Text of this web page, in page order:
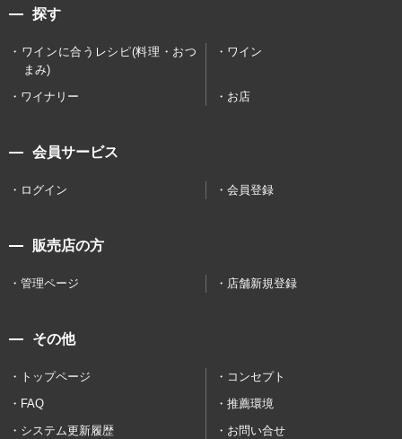
探す
ワインに合うレシピ(料理・おつ
まみ)
ワイン
ワイナリー お店
会員サービス
ログイン 会員登録
販売店の方
管理ページ 店舗新規登録
その他
トップページ
コンセプト
FAQ
推薦環境
システム更新履歴
お問い合せ